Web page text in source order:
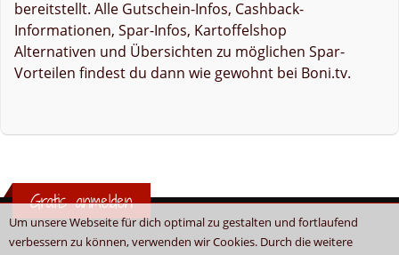
Um unsere Webseite für dich optimal zu gestalten und fortlaufend
verbessern zu können, verwenden wir Cookies. Durch die weitere
bereitstellt. Alle Gutschein-Infos, Cashback-
Informationen, Spar-Infos, Kartoffelshop
Alternativen und Übersichten zu möglichen Spar-
Vorteilen findest du dann wie gewohnt bei Boni.tv.
Gratis anmelden